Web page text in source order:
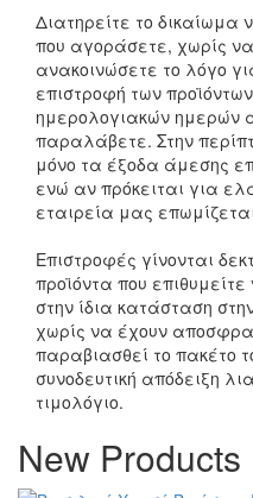
Διατηρείτε το δικαίωμα
που αγοράσετε, χωρίς
ανακοινώσετε το λόγο
επιστροφή των
ημερολογιακών ημερών
παραλάβετε. Στην
μόνο τα έξοδα άμεσης
ενώ αν πρόκειται για
εταιρεία μας
Επιστροφές γίνονται
προϊόντα που
στην ίδια κατάσταση
χωρίς να έχουν
παραβιασθεί το πακέτο
συνοδευτική απόδειξη
τιμολόγιο.
New Products